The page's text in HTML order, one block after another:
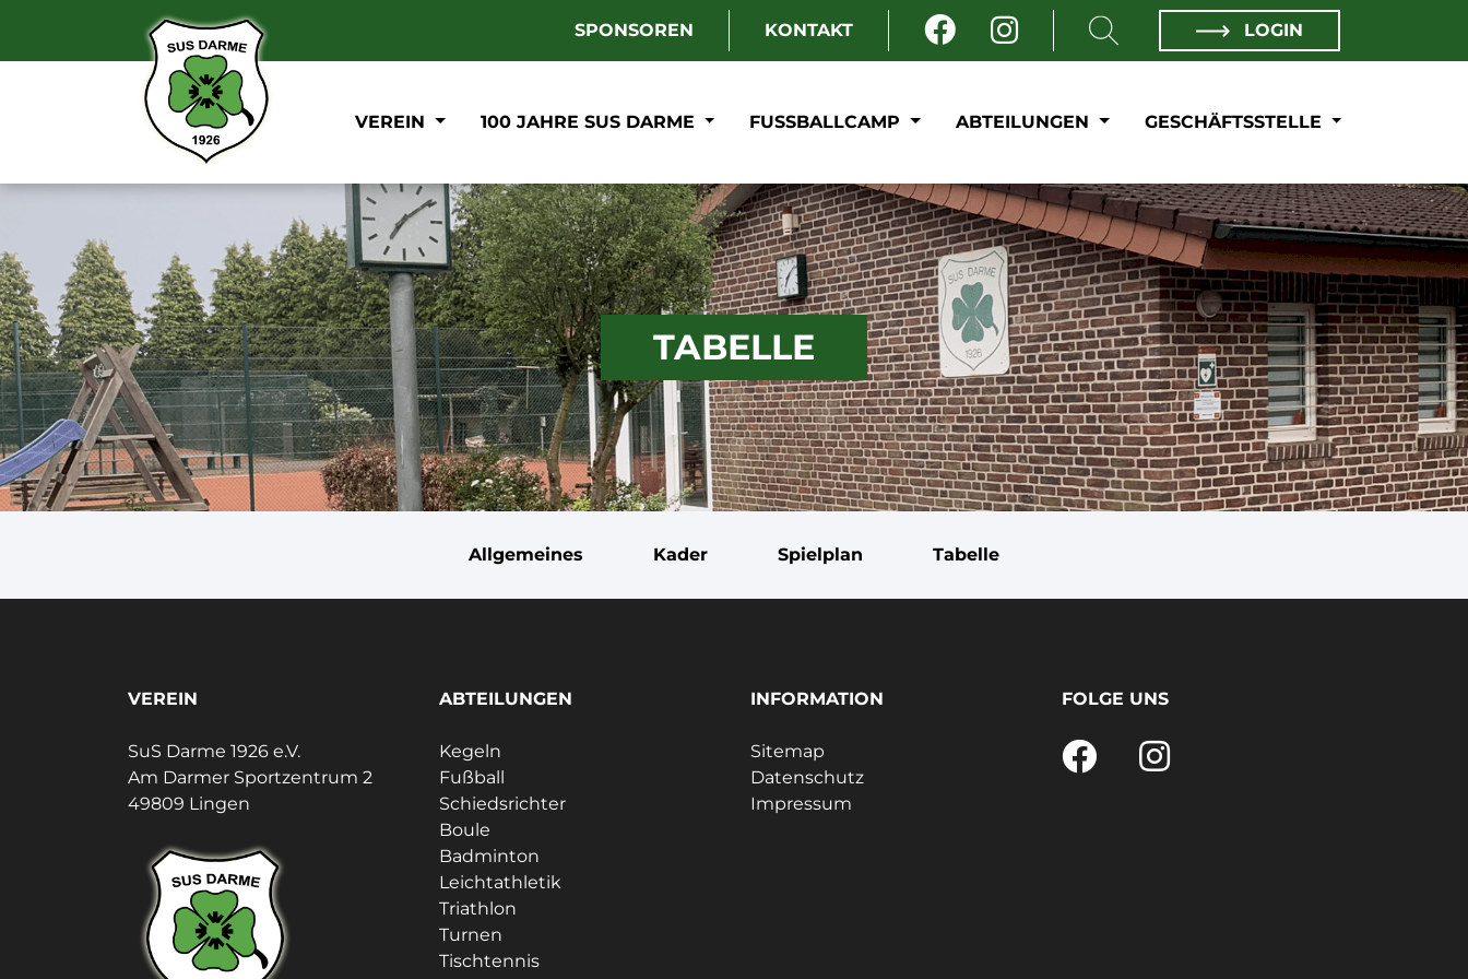
SPONSOREN KONTAKT LOGIN
VEREIN 100 JAHRE SUS DARME FUSSBALLCAMP ABTEILUNGEN GESCHÄFTSSTELLE
TABELLE
Allgemeines Kader Spielplan Tabelle
VEREIN
SuS Darme 1926 e.V.
Am Darmer Sportzentrum 2
49809 Lingen
ABTEILUNGEN
Kegeln
Fußball
Schiedsrichter
Boule
Badminton
Leichtathletik
Triathlon
Turnen
Tischtennis
INFORMATION
Sitemap
Datenschutz
Impressum
FOLGE UNS